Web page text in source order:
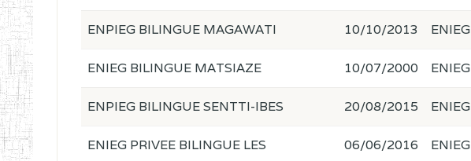
ENPIEG BILINGUE MAGAWATI 10/10/2013 ENIEG
ENIEG BILINGUE MATSIAZE 10/07/2000 ENIEG
ENPIEG BILINGUE SENTTI-IBES 20/08/2015 ENIEG
ENIEG PRIVEE BILINGUE LES
06/06/2016 ENIEG